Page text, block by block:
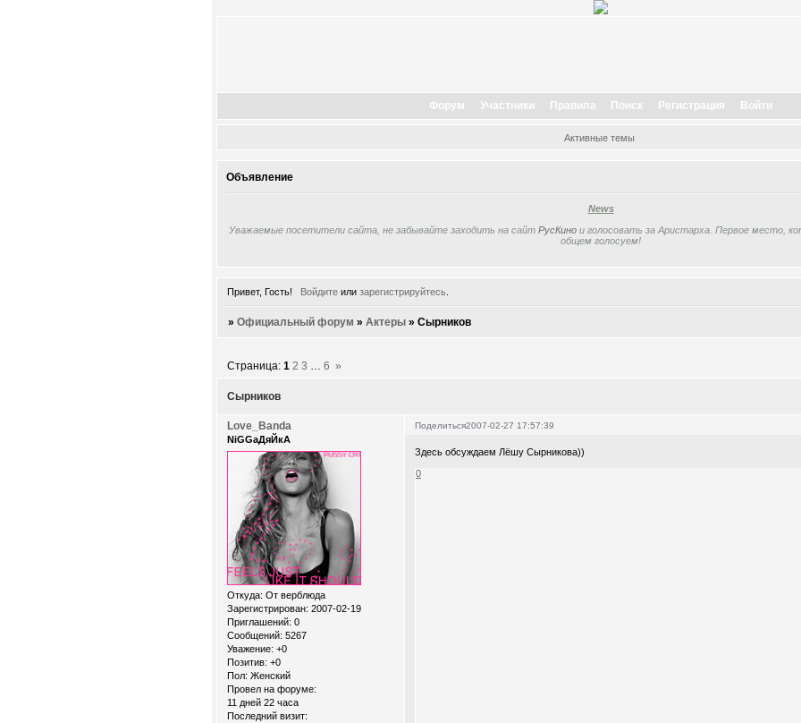
Форум Участники Правила Поиск Регистрация Войти
Активные темы
Объявление
News
Уважаемые посетители сайта, не забывайте заходить на сайт РусКино и голосовать за Аристарха. Первое место,
общем голосуем!
Привет, Гость! Войдитеили зарегистрируйтесь.
»Официальный форум »Актеры »Сырников
Сырников
Страница:1 2 3 … 6 »
Поделиться2007-02-27 17:57:39
Love_Banda
NiGGaДяЙкА
Откуда: От верблюда
Зарегистрирован: 2007-02-19
Приглашений: 0
Сообщений: 5267
Уважение: +0
Позитив: +0
Пол: Женский
Провел на форуме:
11 дней 22 часа
Последний визит:
Здесь обсуждаем Лёшу Сырникова))
0